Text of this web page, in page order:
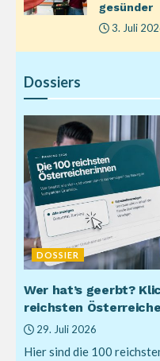
gesünder
3. Juli
Dossiers
DOSSIER
Wer hat’s geerbt?
reichsten
29. Juli 2026
Hier sind die 100